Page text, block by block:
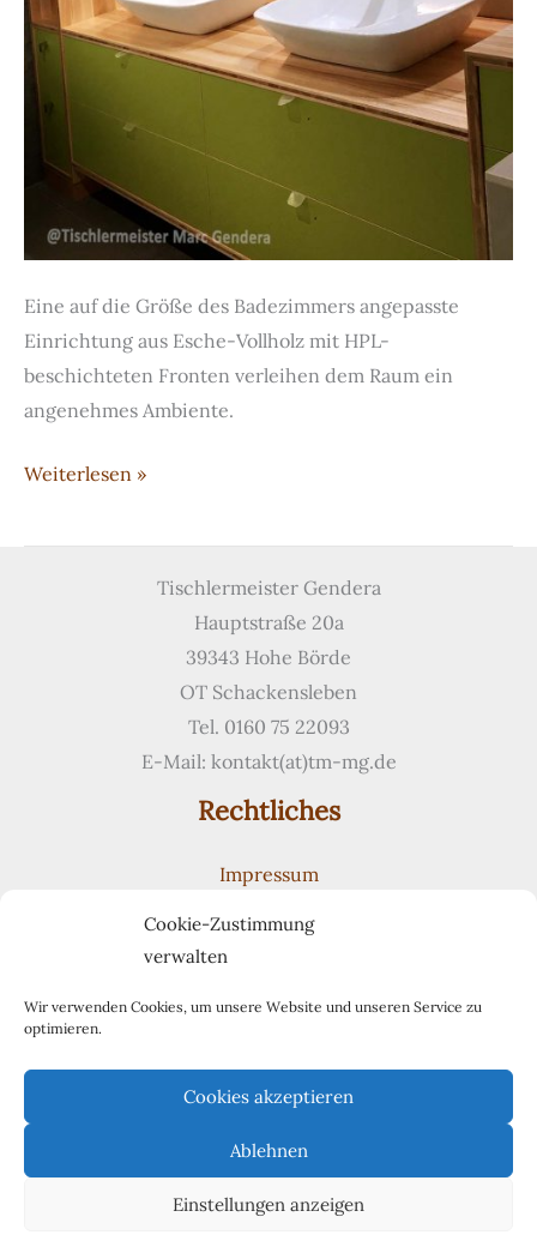
Cookie-Zustimmung
verwalten
Wir verwenden Cookies, um unsere Website und unseren Service zu
optimieren.
Cookies akzeptieren
Ablehnen
Einstellungen anzeigen
Eine auf die Größe des Badezimmers angepasste
Einrichtung aus Esche-Vollholz mit HPL-
beschichteten Fronten verleihen dem Raum ein
angenehmes Ambiente.
Badmöbel
Esche
Weiterlesen »
Tischlermeister Gendera
Hauptstraße 20a
39343 Hohe Börde
OT Schackensleben
Tel. 0160 75 22093
E-Mail: kontakt(at)tm-mg.de
Rechtliches
Impressum
Cookie-Richtlinie (EU)
Suchen
Copyright 2022 Tischlermeister Marc Gendera